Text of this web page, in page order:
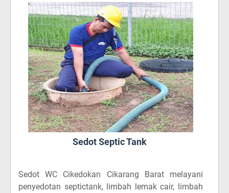
Sedot Septic Tank
Sedot WC Cikedokan Cikarang Baratmelayani
penyedotan septictank, limbah lemak cair, limbah